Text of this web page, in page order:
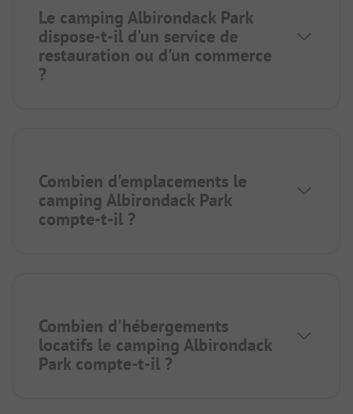
Le camping Albirondack Park
dispose-t-il d'un service de
restauration ou d'un commerce
?
Combien d'emplacements le
camping Albirondack Park
compte-t-il ?
Combien d'hébergements
locatifs le camping Albirondack
Park compte-t-il ?